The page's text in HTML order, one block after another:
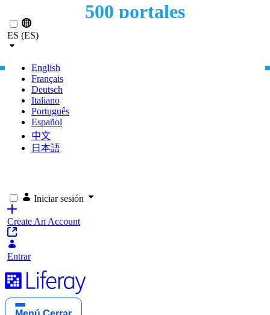
Saltar al contenido principal
ES (ES)
English
Français
Deutsch
Italiano
Português
Español
中文
日本語
Iniciar sesión
Create An Account
Entrar
500 portales
MIGRACIÓN DE MEDIO MILLAR DE PORTALES